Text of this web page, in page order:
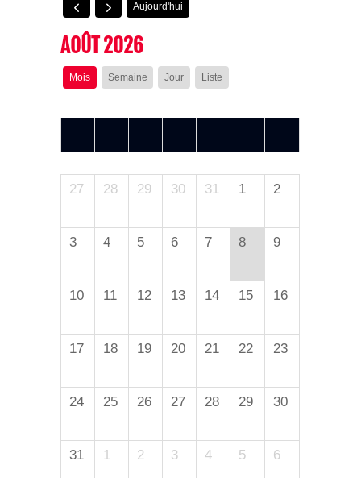
Aujourd'hui
AOÛT 2026
Mois Semaine Jour Liste
27 28 29 30 31 1 2
3 4 5 6 7 8 9
10 11 12 13 14 15 16
17 18 19 20 21 22 23
24 25 26 27 28 29 30
31 1 2 3 4 5 6